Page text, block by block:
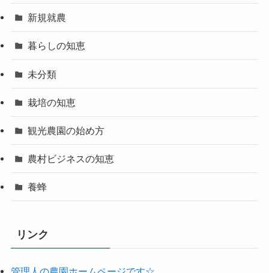
新規就農
暮らしの知恵
未分類
栽培の知恵
観光農園の始め方
農村ビジネスの知恵
養蜂
リンク